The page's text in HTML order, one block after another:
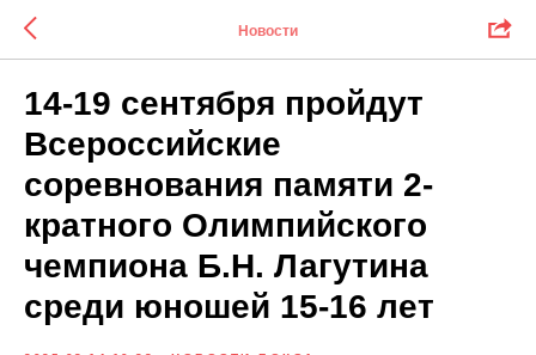
Новости
14-19 сентября пройдут
Всероссийские
соревнования памяти 2-
кратного Олимпийского
чемпиона Б.Н. Лагутина
среди юношей 15-16 лет